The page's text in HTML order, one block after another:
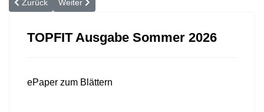
Zurück Weiter
TOPFIT Ausgabe Sommer 2026
ePaper zum Blättern